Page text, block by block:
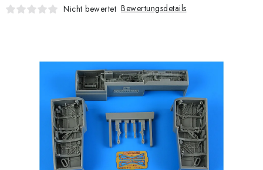
PLASTIKMODELLE
ZUBEHÖR
FARBEN & WERKZEUGE
Nicht bewertet Bewertungsdetails